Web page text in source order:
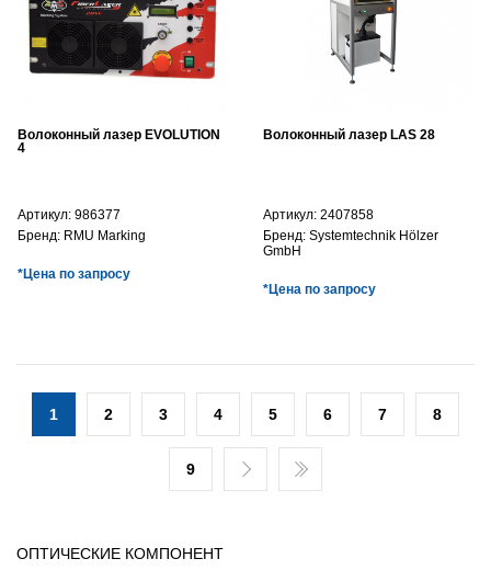
Волоконный лазер EVOLUTION
4
Артикул: 986377
Бренд: RMU Marking
*Цена по запросу
Волоконный лазер LAS 28
Артикул: 2407858
Бренд: Systemtechnik Hölzer
GmbH
*Цена по запросу
1 2 3 4 5 6 7 8
9
ОПТИЧЕСКИЕ КОМПОНЕНТ